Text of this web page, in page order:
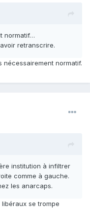
normatif…
retranscrire.
normatif.
institution à infiltrer
comme à gauche.
les anarcaps.
se trompe